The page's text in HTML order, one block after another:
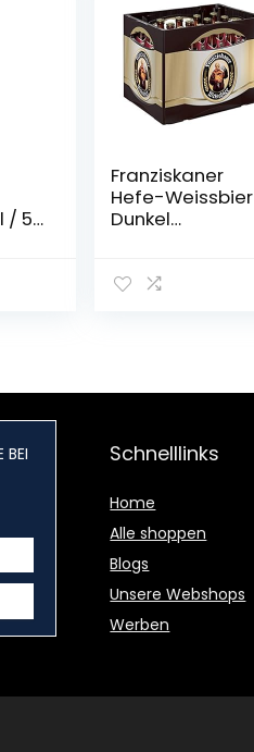
5,1
Franziskaner
Hefe-Weissbier
Dunkel
0.5 l) im Kasten,
BEI Schnelllinks
Home
Alle shoppen
Blogs
Unsere Webshops
Werben